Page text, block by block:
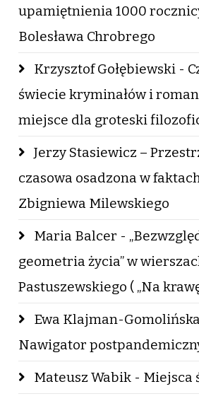
upamiętnienia 1000
Bolesława Chrobrego
Krzysztof Gołębiewski -
świecie kryminałów i
miejsce dla groteski
Jerzy Stasiewicz –
czasowa osadzona w
Zbigniewa Milewskiego
Maria Balcer -
geometria życia” w
Pastuszewskiego ( „Na
Ewa Klajman-
Nawigator
Mateusz Wabik - Miejsca